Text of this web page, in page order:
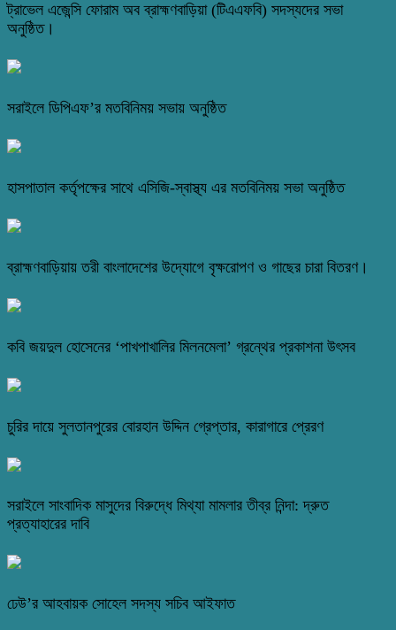
ট্রাভেল এজেন্সি ফোরাম অব ব্রাহ্মণবাড়িয়া (টিএএফবি) সদস্যদের সভা
অনুষ্ঠিত।
সরাইলে ডিপিএফ’র মতবিনিময় সভায় অনুষ্ঠিত
হাসপাতাল কর্তৃপক্ষের সাথে এসিজি-স্বাস্থ্য এর মতবিনিময় সভা অনুষ্ঠিত
ব্রাহ্মণবাড়িয়ায় তরী বাংলাদেশের উদ্যোগে বৃক্ষরোপণ ও গাছের চারা বিতরণ।
কবি জয়দুল হোসেনের ‘পাখপাখালির মিলনমেলা’ গ্রন্থের প্রকাশনা উৎসব
চুরির দায়ে সুলতানপুরের বোরহান উদ্দিন গ্রেপ্তার, কারাগারে প্রেরণ
সরাইলে সাংবাদিক মাসুদের বিরুদ্ধে মিথ্যা মামলার তীব্র নিন্দা: দ্রুত
প্রত্যাহারের দাবি
ঢেউ’র আহবায়ক সোহেল সদস্য সচিব আইফাত